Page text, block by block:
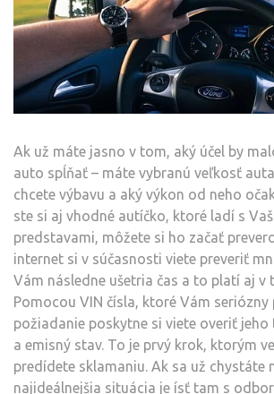
Ak už máte jasno v tom, aký účel by
auto spĺňať – máte vybranú veľkosť
chcete výbavu a aký výkon od neho
ste si aj vhodné autíčko, ktoré ladí s
predstavami, môžete si ho začať
internet si v súčasnosti viete preveriť
Vám následne ušetria čas a to platí aj v
Pomocou VIN čísla, ktoré Vám seriózny
požiadanie poskytne si viete overiť jeho
a emisný stav. To je prvý krok, ktorým
predídete sklamaniu. Ak sa už chystáte
najideálnejšia situácia je ísť tam s